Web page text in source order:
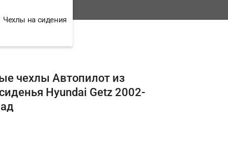
Чехлы на сидения
чехлы Автопилот из
Hyundai Getz 2002-